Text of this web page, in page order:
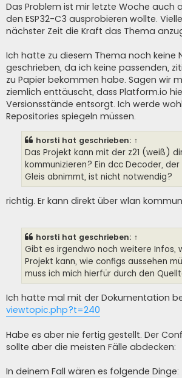
Das Problem ist mir letzte Woche auch
den ESP32-C3 ausprobieren wollte.
nächster Zeit die Kraft das Thema
Ich hatte zu diesem Thema noch keine
geschrieben, da ich keine passenden,
zu Papier bekommen habe. Sagen wir
ziemlich enttäuscht, dass Platform.io
Versionsstände entsorgt. Ich werde
Repositories spiegeln müssen.
horsti hat geschrieben: ↑
Das Projekt kann mit der z21 (weiß)
kommunizieren? Ein dcc Decoder,
Gleis abnimmt, ist nicht notwendig?
richtig. Er kann direkt über wlan
horsti hat geschrieben: ↑
Gibt es irgendwo noch weitere Infos,
Projekt kann, wie configs aussehen
muss ich mich hierfür durch den
Ich hatte mal mit der Dokumentation
viewtopic.php?t=240
Habe es aber nie fertig gestellt. Der
sollte aber die meisten Fälle abdecken:
In deinem Fall wären es folgende Dinge: